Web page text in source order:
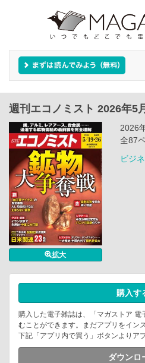
週刊エコノミスト 2026年5
拡大
2026
全87
ビジ
購入す
購入した電子雑誌は、「マガストア
むことができます。まだアプリをイン
下記「アプリ内で買う」ボタンよりア
ダウンロ